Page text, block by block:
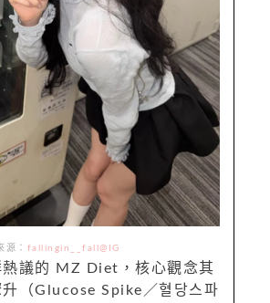
源： fallingin__fall@IG
熱議的 MZ Diet，核心觀念其
（Glucose Spike／혈당스파